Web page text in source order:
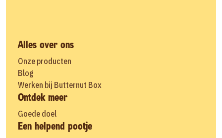
Alles over ons
Onze producten
Blog
Werken bij Butternut Box
Ontdek meer
Goede doel
Een helpend pootje